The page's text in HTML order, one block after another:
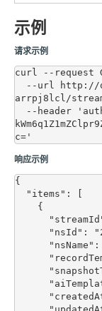
示例
请求示例
curl --request
arrpj8lcl/
响应示例
{